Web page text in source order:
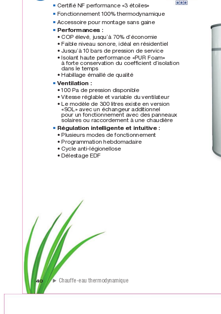
■ Certiﬁé NF performance «3 étoiles»
■ Fonctionnement 100% thermodynamique
■
■ Accessoire pour montage sans gaine
■
Performances :
• COP élevé, jusqu’à 70% d’économie
• Faible niveau sonore, idéal en résidentiel
• Jusqu’à 10 bars de pression de service
• Isolant haute performance «PUR Foam»
à forte conservation du coefﬁcient d’isolation
dans le temps
• Habillage émaillé de qualité
■
■Ventilation :
• 100 Pa de pression disponible
• Vitesse réglable et variable du ventilateur
• Le modèle de 300 litres existe en version
«SOL» avec un échangeur additionnel
pour un fonctionnement avec des panneaux
solaires ou raccordement à une chaudière
■
Régulation intelligente et intuitive :
• Plusieurs modes de fonctionnement
• Programmation hebdomadaire
• Cycle anti-légionellose
• Délestage EDF
  Chauffe-eau thermodynamique
40